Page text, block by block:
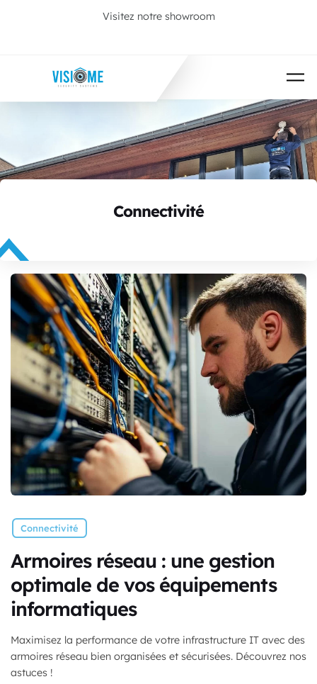
Visitez notre showroom
Connectivité
Armoires réseau : une gestion
optimale de vos équipements
informatiques
Maximisez la performance de votre infrastructure IT avec des
armoires réseau bien organisées et sécurisées. Découvrez nos
astuces !
Connectivité